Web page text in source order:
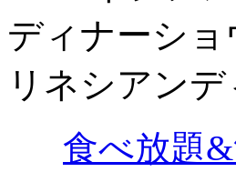
ディナーシ
リネシアンデ
食べ放題